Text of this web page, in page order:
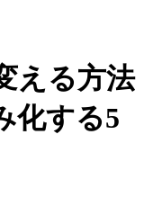
える方法
化する5